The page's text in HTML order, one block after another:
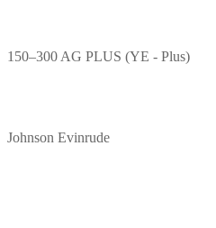
150–300 AG PLUS (YE - Plus)
Johnson Evinrude